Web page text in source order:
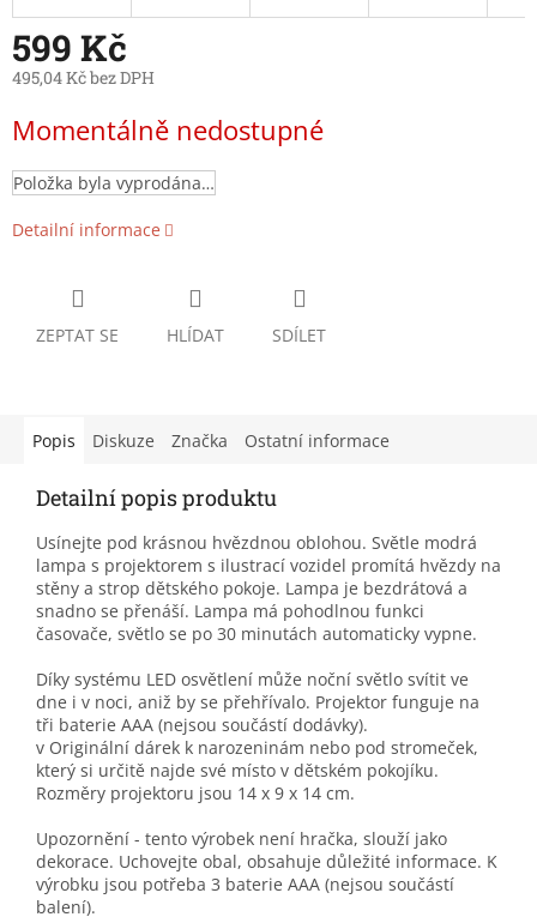
599 Kč
495,04 Kč bez DPH
cena:
Momentálně nedostupné
Položka byla vyprodána…
Detailní informace
ZEPTAT SE HLÍDAT SDÍLET
Popis Diskuze Značka Ostatní informace
Detailní popis produktu
Usínejte pod krásnou hvězdnou oblohou. Světle modrá
lampa s projektorem s ilustrací vozidel promítá hvězdy na
stěny a strop dětského pokoje. Lampa je bezdrátová a
snadno se přenáší. Lampa má pohodlnou funkci
časovače, světlo se po 30 minutách automaticky vypne.
Díky systému LED osvětlení může noční světlo svítit ve
dne i v noci, aniž by se přehřívalo. Projektor funguje na
tři baterie AAA (nejsou součástí dodávky).
v Originální dárek k narozeninám nebo pod stromeček,
který si určitě najde své místo v dětském pokojíku.
Rozměry projektoru jsou 14 x 9 x 14 cm.
Upozornění - tento výrobek není hračka, slouží jako
dekorace. Uchovejte obal, obsahuje důležité informace. K
výrobku jsou potřeba 3 baterie AAA (nejsou součástí
balení).